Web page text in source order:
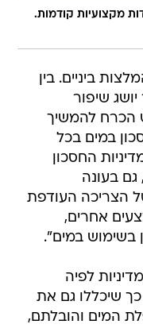
מקצועיות קודמות.
ביניים. בין
שיפור
הכרח להמשיך
במים בכל
החסכון
בעונה
הצריכה העודפת
אחרים,
בשימוש במים".
לפיה
שיכללו גם את
המים והובלתם,